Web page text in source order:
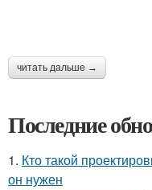
читать дальше →
Последние
1. Кто такой
он нужен